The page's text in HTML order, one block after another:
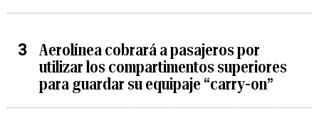
Aerolínea cobrará a pasajeros por
utilizar los compartimentos superiores
para guardar su equipaje “carry-on”